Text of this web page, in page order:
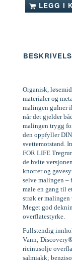
LEGG I
Organisk,
materialer og
malingen gulner
når det gjelder
malingen trygg
den oppfyller
svettemotstand.
FOR LIFE
de hvite
knotter og
selve malingen –
male en gang til
strøk er
Meget god
overflatestyrke.
Fullstendig
Vann;
ricinusolje
salmiakk;